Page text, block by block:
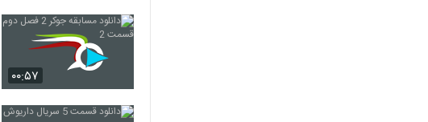
۰۰:۵۷